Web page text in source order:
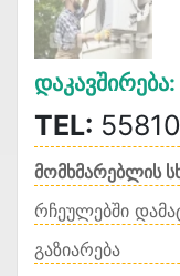
Დაკავშირება:
TEL:
მომხმარებლის
რჩეულებში
გაზიარება